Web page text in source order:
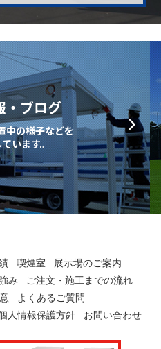
・ブログ
中の様子などを
います。
喫煙室
展示場のご案内
み
ご注文・施工までの流れ
よくあるご質問
人情報保護方針 お問い合わせ